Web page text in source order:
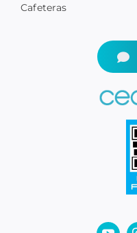
Cafeteras